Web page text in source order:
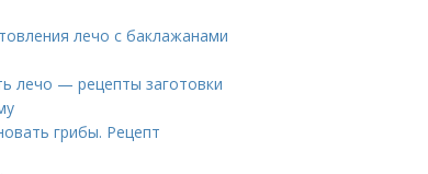
лечо с баклажанами
лечо — рецепты заготовки
грибы. Рецепт